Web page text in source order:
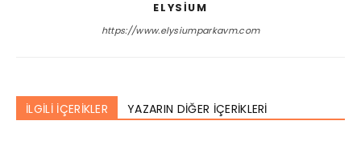
ELYSIUM
https://www.elysiumparkavm.com
İLGİLİ İÇERİKLER YAZARIN DİĞER İÇERİKLERİ